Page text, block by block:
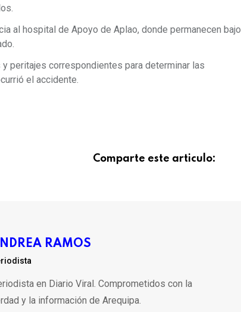
al hospital de Apoyo de Aplao, donde permanecen bajo
peritajes correspondientes para determinar las
el accidente.
Comparte este articulo:
RAMOS
en Diario Viral. Comprometidos con la
y la información de Arequipa.